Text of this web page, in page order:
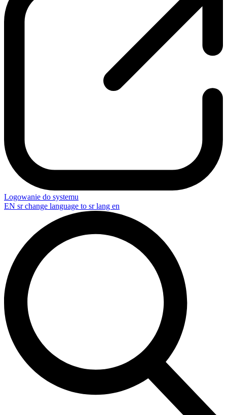
Logowanie do systemu
EN sr change language to sr lang en